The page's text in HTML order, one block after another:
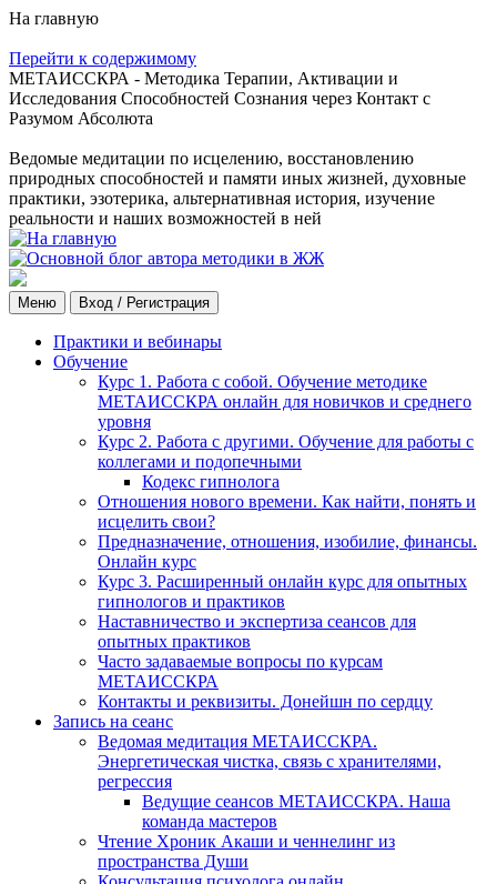
На главную
Перейти к содержимому
МЕТАИССКРА - Методика Терапии, Активации и
Исследования Способностей Сознания через Контакт с
Разумом Абсолюта
Ведомые медитации по исцелению, восстановлению
природных способностей и памяти иных жизней, духовные
практики, эзотерика, альтернативная история, изучение
реальности и наших возможностей в ней
Меню Вход / Регистрация
Практики и вебинары
Обучение
Курс 1. Работа с собой. Обучение методике
МЕТАИССКРА онлайн для новичков и среднего
уровня
Курс 2. Работа с другими. Обучение для работы с
коллегами и подопечными
Кодекс гипнолога
Отношения нового времени. Как найти, понять и
исцелить свои?
Предназначение, отношения, изобилие, финансы.
Онлайн курс
Курс 3. Расширенный онлайн курс для опытных
гипнологов и практиков
Наставничество и экспертиза сеансов для
опытных практиков
Часто задаваемые вопросы по курсам
МЕТАИССКРА
Контакты и реквизиты. Донейшн по сердцу
Запись на сеанс
Ведомая медитация МЕТАИССКРА.
Энергетическая чистка, связь с хранителями,
регрессия
Ведущие сеансов МЕТАИССКРА. Наша
команда мастеров
Чтение Хроник Акаши и ченнелинг из
пространства Души